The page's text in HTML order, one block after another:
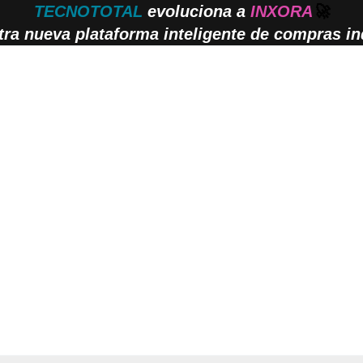
TECNOTOTAL evoluciona a INXORA
nueva plataforma inteligente de compras